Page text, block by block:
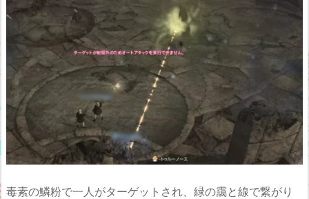
毒素の鱗粉で一人がターゲットされ、緑の靄と線で繋がり